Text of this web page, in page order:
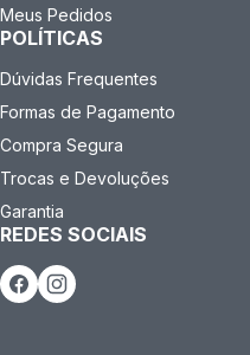
Meus Pedidos
POLÍTICAS
Dúvidas Frequentes
Formas de Pagamento
Compra Segura
Trocas e Devoluções
Garantia
REDES SOCIAIS